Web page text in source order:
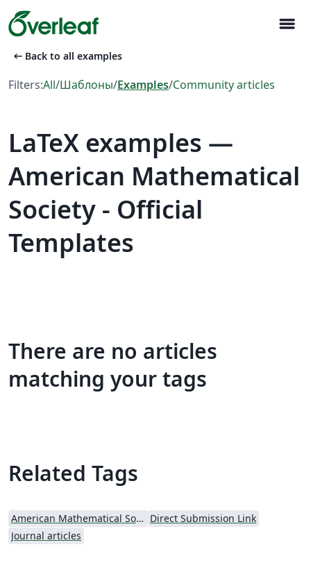
menu
arrow_left_alt Back to all examples
Filters:All/Шаблоны/Examples/Community articles
LaTeX examples —
American Mathematical
Society - Official
Templates
There are no articles
matching your tags
Related Tags
American Mathematical Society Direct Submission Link
Journal articles